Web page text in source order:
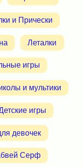
и Прически
Леталки
игры
и мультики
игры
девочек
Серф